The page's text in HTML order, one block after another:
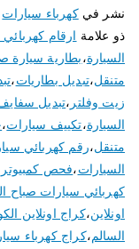
نشر فيكهرباء سيارات
ذو علامة ارقام
السيارة،بطارية سيارة
متنقل،تبديل بطاريات،
زيت وفلتر ،تبديل
السيارة،تكييف سيارات،
متنقل،رقم كهربائي
السيارات،فحص
كهربائي سيارات صباح
اونلاين،كراج اونلاين
السالم،كراج كهرباء